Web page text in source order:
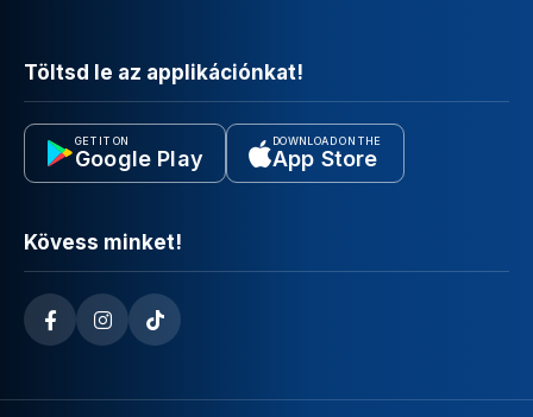
Töltsd le az applikációnkat!
GET IT ON
Google Play
DOWNLOAD ON THE
App Store
Kövess minket!